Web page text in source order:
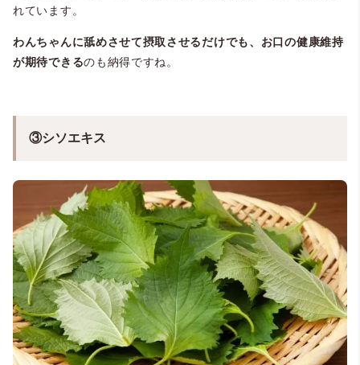
れています。
わんちゃんに舐めさせて摂取させるだけでも、お口の健康維持
が期待できるのも納得ですね。
③シソエキス